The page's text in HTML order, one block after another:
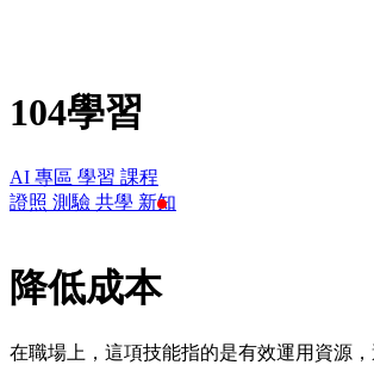
104學習
AI 專區 學習 課程
證照 測驗 共學 新知
降低成本
在職場上，這項技能指的是有效運用資源